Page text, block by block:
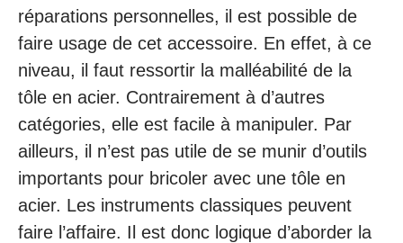
réparations personnelles, il est possible de
faire usage de cet accessoire. En effet, à ce
niveau, il faut ressortir la malléabilité de la
tôle en acier. Contrairement à d’autres
catégories, elle est facile à manipuler. Par
ailleurs, il n’est pas utile de se munir d’outils
importants pour bricoler avec une tôle en
acier. Les instruments classiques peuvent
faire l’affaire. Il est donc logique d’aborder la